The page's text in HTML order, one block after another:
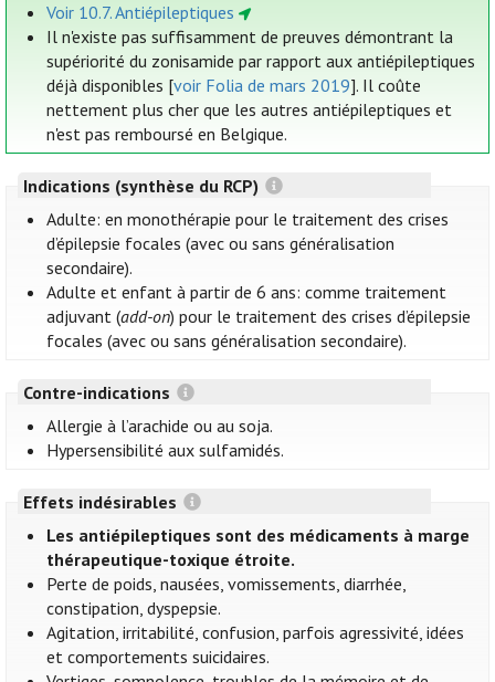
Voir 10.7. Antiépileptiques
Il n'existe pas suffisamment de preuves démontrant la
supériorité du zonisamide par rapport aux antiépileptiques
déjà disponibles [voir Folia de mars 2019]. Il coûte
nettement plus cher que les autres antiépileptiques et
n'est pas remboursé en Belgique.
Indications (synthèse du RCP)
Adulte: en monothérapie pour le traitement des crises
d’épilepsie focales (avec ou sans généralisation
secondaire).
Adulte et enfant à partir de 6 ans: comme traitement
adjuvant (add-on) pour le traitement des crises d’épilepsie
focales (avec ou sans généralisation secondaire).
Contre-indications
Allergie à l’arachide ou au soja.
Hypersensibilité aux sulfamidés.
Effets indésirables
Les antiépileptiques sont des médicaments à marge
thérapeutique-toxique étroite.
Perte de poids, nausées, vomissements, diarrhée,
constipation, dyspepsie.
Agitation, irritabilité, confusion, parfois agressivité, idées
et comportements suicidaires.